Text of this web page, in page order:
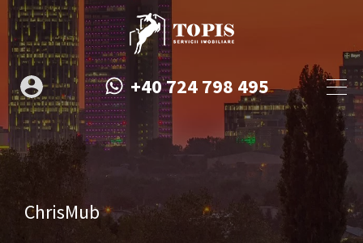
+40 724 798 495
ChrisMub